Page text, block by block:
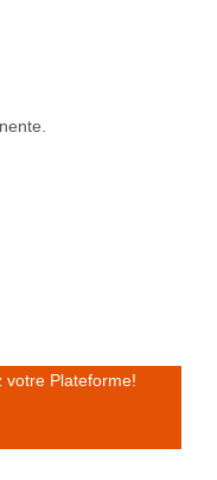
votre Plateforme!